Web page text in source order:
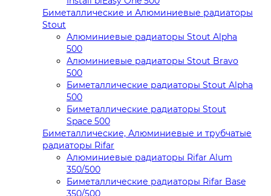
Биметаллические и Алюминиевые радиаторы
Stout
Алюминиевые радиаторы Stout Alpha
500
Алюминиевые радиаторы Stout Bravo
500
Биметаллические радиаторы Stout Alpha
500
Биметаллические радиаторы Stout
Space 500
Биметаллические, Алюминиевые и трубчатые
радиаторы Rifar
Алюминиевые радиаторы Rifar Alum
350/500
Биметаллические радиаторы Rifar Base
350/500